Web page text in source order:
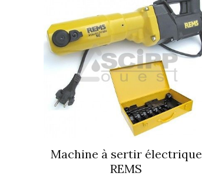
Machine à sertir électrique
REMS